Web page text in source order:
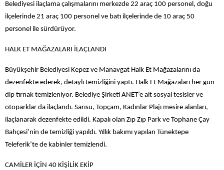
Belediyesi ilaçlama çalışmalarını merkezde 22 araç 100 personel, doğu
ilçelerinde 21 araç 100 personel ve batı ilçelerinde de 10 araç 50
personel ile sürdürüyor.
HALK ET MAĞAZALARI İLAÇLANDI
Büyükşehir Belediyesi Kepez ve Manavgat Halk Et Mağazalarını da
dezenfekte ederek, detaylı temizliğini yaptı. Halk Et Mağazaları her gün
dip tırnak temizleniyor. Belediye Şirketi ANET’e ait sosyal tesisler ve
otoparklar da ilaçlandı. Sarısu, Topçam, Kadınlar Plajı mesire alanları,
ilaçlanarak dezenfekte edildi. Kapalı olan Zıp Zıp Park ve Tophane Çay
Bahçesi’nin de temizliği yapıldı. Yıllık bakımı yapılan Tünektepe
Teleferik’te de kabinler temizlendi.
CAMİLER İÇİN 40 KİŞİLİK EKİP